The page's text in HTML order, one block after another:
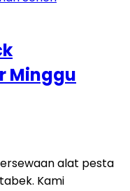
Minggu
alat pesta
Kami